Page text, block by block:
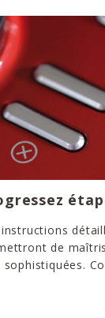
instructions
de
sophistiquées.